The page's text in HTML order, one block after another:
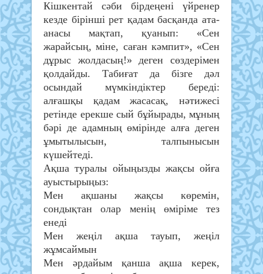
Кішкентай сәби бірдеңені үйренер
кезде бірінші рет қадам басқанда ата-
анасы мақтап, қуанып: «Сен
жарайсың, міне, саған кәмпит», «Сен
дұрыс жолдасың!» деген сөздерімен
қолдайды. Табиғат да бізге дәл
осындай мүмкіндіктер береді:
алғашқы қадам жасасақ, нәтижесі
ретінде ерекше сый бұйырады, мұның
бәрі де адамның өмірінде алға деген
ұмытылысын, талпынысын
күшейтеді.
Ақша туралы ойыңызды жақсы ойға
ауыстырыңыз:
Мен ақшаны жақсы көремін,
сондықтан олар менің өміріме тез
енеді
Мен жеңіл ақша тауып, жеңіл
жұмсаймын
Мен әрдайым қанша ақша керек,